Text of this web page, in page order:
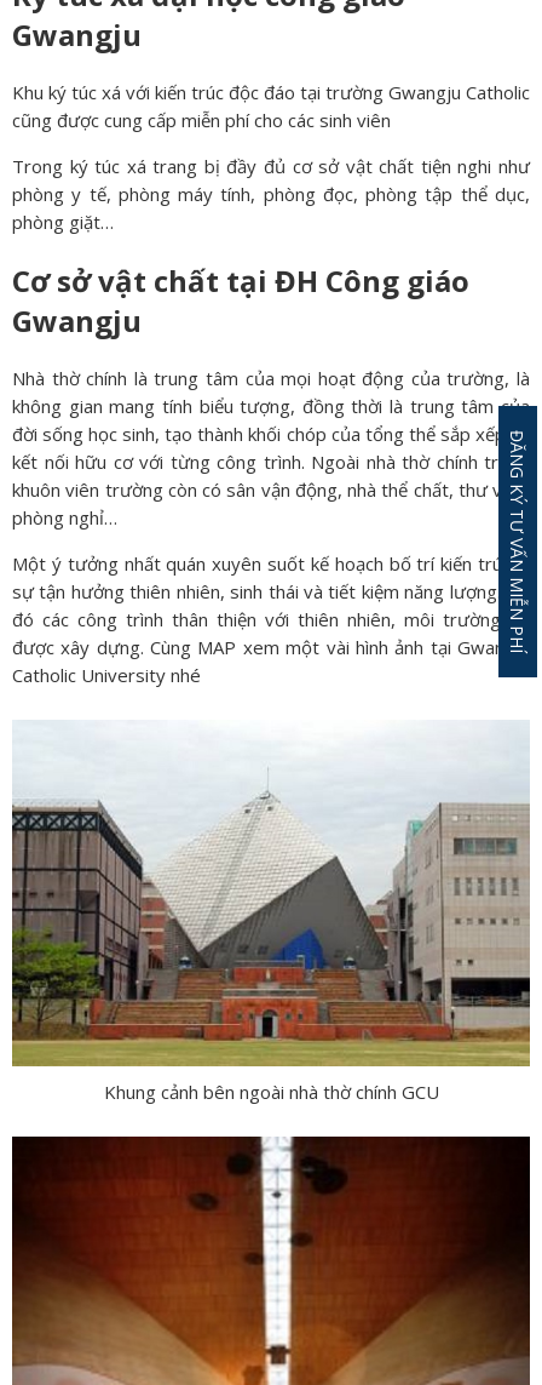
Gwangju
Khu ký túc xá với kiến trúc độc đáo tại trường Gwangju Catholic
cũng được cung cấp miễn phí cho các sinh viên
Trong ký túc xá trang bị đầy đủ cơ sở vật chất tiện nghi như
phòng y tế, phòng máy tính, phòng đọc, phòng tập thể dục,
phòng giặt…
Cơ sở vật chất tại ĐH Công giáo
Gwangju
Nhà thờ chính là trung tâm của mọi hoạt động của trường, là
không gian mang tính biểu tượng, đồng thời là trung tâm của
đời sống học sinh, tạo thành khối chóp của tổng thể sắp xếp và
kết nối hữu cơ với từng công trình. Ngoài nhà thờ chính trong
khuôn viên trường còn có sân vận động, nhà thể chất, thư viện,
phòng nghỉ…
Một ý tưởng nhất quán xuyên suốt kế hoạch bố trí kiến ​​trúc là
sự tận hưởng thiên nhiên, sinh thái và tiết kiệm năng lượng. Từ
đó các công trình thân thiện với thiên nhiên, môi trường đã
được xây dựng. Cùng MAP xem một vài hình ảnh tại Gwangju
Catholic University nhé
Khung cảnh bên ngoài nhà thờ chính GCU
ĐĂNG KÝ TƯ VẤN MIỄN PHÍ